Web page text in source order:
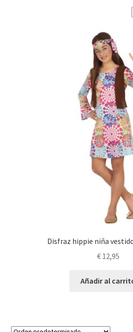
Disfraz hippie niña
€12,95
Añadir al